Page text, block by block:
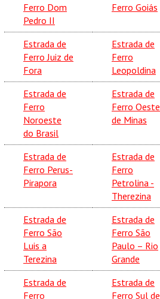
Ferro Dom
Pedro II
Ferro Goiás
Estrada de
Ferro Juiz de
Fora
Estrada de
Ferro
Leopoldina
Estrada de
Ferro
Noroeste
do Brasil
Estrada de
Ferro Oeste
de Minas
Estrada de
Ferro Perus-
Pirapora
Estrada de
Ferro
Petrolina -
Therezina
Estrada de
Ferro São
Luis a
Terezina
Estrada de
Ferro São
Paulo – Rio
Grande
Estrada de
Ferro
Estrada de
Ferro Sul de